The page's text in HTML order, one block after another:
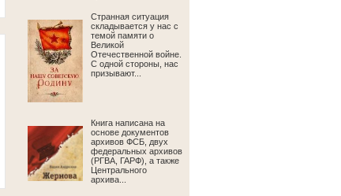
Странная ситуация
складывается у нас с
темой памяти о
Великой
Отечественной войне.
С одной стороны, нас
призывают...
Книга написана на
основе документов
архивов ФСБ, двух
федеральных архивов
(РГВА, ГАРФ), а также
Центрального
архива...